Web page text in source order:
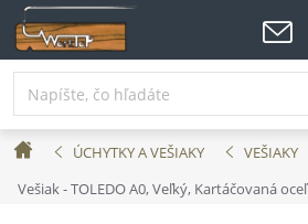
Prejsť
na
obsah
DomovÚCHYTKY A VEŠIAKY VEŠIAKY
Vešiak - TOLEDO A0, Veľký, Kartáčovaná oceľ